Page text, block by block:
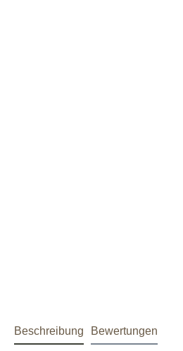
Beschreibung Bewertungen